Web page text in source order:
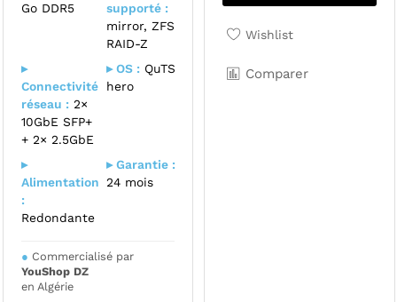
Go DDR5
supporté :
mirror, ZFS
RAID-Z
▸
Connectivité
réseau : 2×
10GbE SFP+
+ 2× 2.5GbE
▸ OS : QuTS
hero
▸
Alimentation
:
Redondante
▸ Garantie :
24 mois
● Commercialisé par
YouShop DZ
en Algérie
Wishlist
Comparer